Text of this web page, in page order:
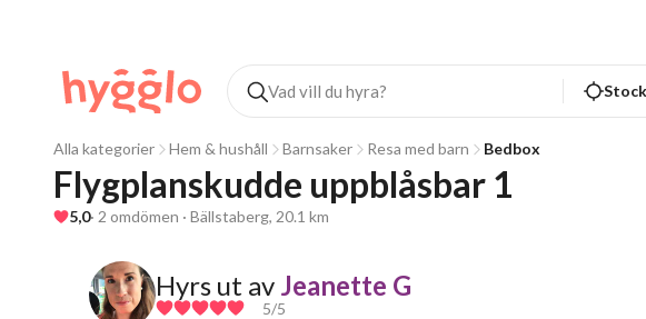
Alla kategorier Hem & hushåll Barnsaker Resa med barn Bedbox
Flygplanskudde uppblåsbar 1
5,0· 2 omdömen · Bällstaberg, 20.1 km
Hyrs ut av Jeanette G
5/5